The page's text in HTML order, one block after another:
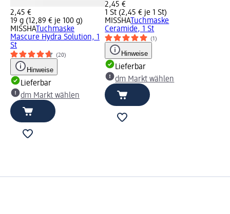
2,45 €
19 g (12,89 € je 100 g)
MISSHATuchmaske
Mascure Hydra Solution, 1
St
(20)
Hinweise
Lieferbar
dm Markt wählen
2,45 €
1 St (2,45 € je 1 St)
MISSHATuchmaske
Ceramide, 1 St
(1)
Hinweise
Lieferbar
dm Markt wählen